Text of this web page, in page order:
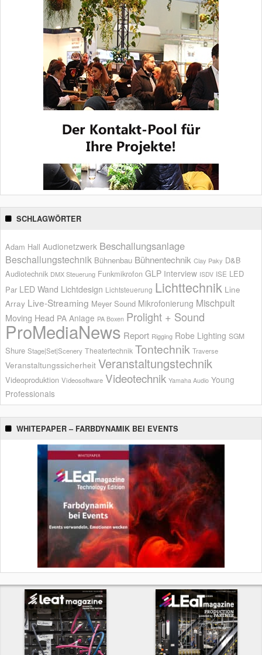
SCHLAGWÖRTER
Adam Hall Audionetzwerk Beschallungsanlage
Beschallungstechnik Bühnenbau Bühnentechnik Clay Paky D&B
Audiotechnik DMX Steuerung Funkmikrofon GLP Interview ISDV ISE LED
Par LED Wand Lichtdesign Lichtsteuerung Lichttechnik Line
Array Live-Streaming Meyer Sound Mikrofonierung Mischpult
Moving Head PA Anlage PA Boxen Prolight + Sound
ProMediaNews Report Rigging Robe Lighting SGM
Shure Stage|Set|Scenery Theatertechnik Tontechnik Traverse
Veranstaltungssicherheit Veranstaltungstechnik
Videoproduktion Videosoftware Videotechnik Yamaha Audio Young
Professionals
WHITEPAPER – FARBDYNAMIK BEI EVENTS